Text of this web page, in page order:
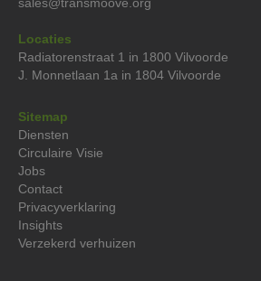
Locaties
Radiatorenstraat 1 in 1800 Vilvoorde
J. Monnetlaan 1a in 1804 Vilvoorde
Sitemap
Diensten
Circulaire Visie
Jobs
Contact
Privacyverklaring‍
Insights
Verzekerd verhuizen